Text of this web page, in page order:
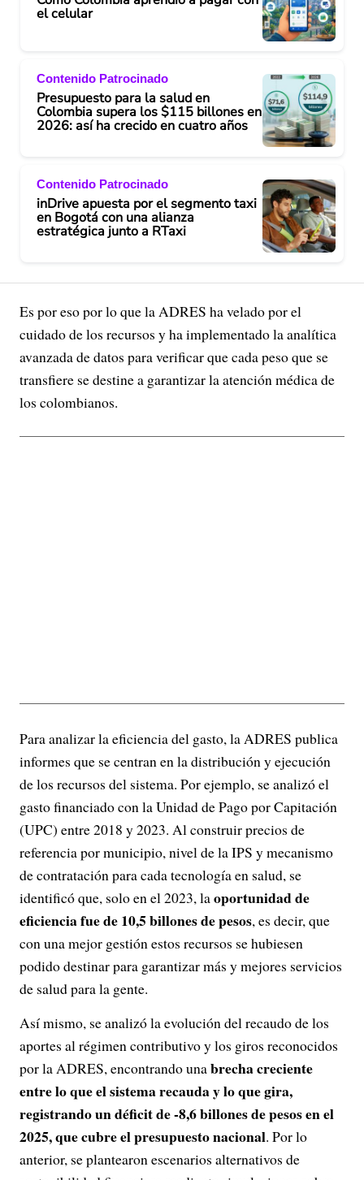
el celular
Contenido Patrocinado
Presupuesto para la salud en
Colombia supera los $115 billones en
2026: así ha crecido en cuatro años
Contenido Patrocinado
inDrive apuesta por el segmento taxi
en Bogotá con una alianza
estratégica junto a RTaxi
Es por eso por lo que la ADRES ha velado por el
cuidado de los recursos y ha implementado la analítica
avanzada de datos para verificar que cada peso que se
transfiere se destine a garantizar la atención médica de
los colombianos.
Para analizar la eficiencia del gasto, la ADRES publica
informes que se centran en la distribución y ejecución
de los recursos del sistema. Por ejemplo, se analizó el
gasto financiado con la Unidad de Pago por Capitación
(UPC) entre 2018 y 2023. Al construir precios de
referencia por municipio, nivel de la IPS y mecanismo
de contratación para cada tecnología en salud, se
identificó que, solo en el 2023, laoportunidad de
eficiencia fue de 10,5 billones de pesos, es decir, que
con una mejor gestión estos recursos se hubiesen
podido destinar para garantizar más y mejores servicios
de salud para la gente.
Así mismo, se analizó la evolución del recaudo de los
aportes al régimen contributivo y los giros reconocidos
por la ADRES, encontrando unabrecha creciente
entre lo que el sistema recauda y lo que gira,
registrando un déficit de -8,6 billones de pesos en el
2025, que cubre el presupuesto nacional. Por lo
anterior, se plantearon escenarios alternativos de